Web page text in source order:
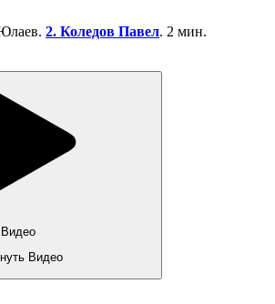
2. Коледов Павел. 2 мин.
Видео
Видео